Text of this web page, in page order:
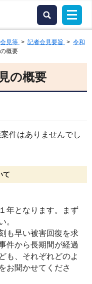
見等 > 記者会見要旨 > 令和
概要
の概要
件はありませんでし
て
年となります。まず
。
も早い被害回復を求
件から長期間が経過
も、それぞれどのよ
お聞かせてくださ